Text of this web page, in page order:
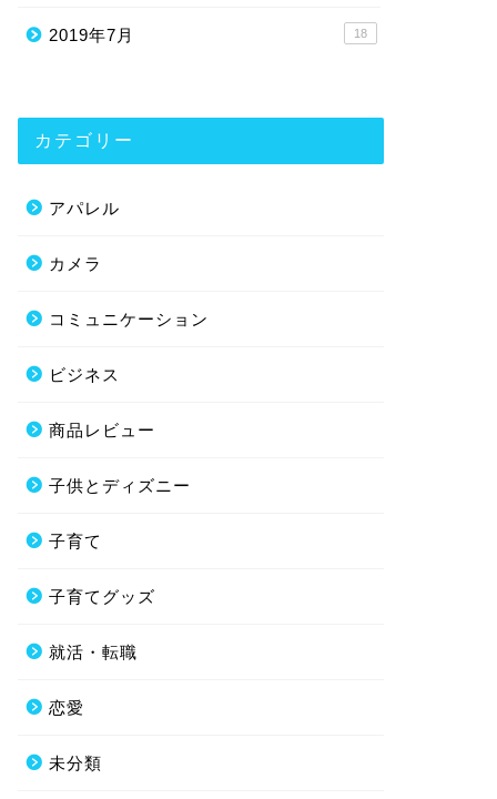
2019年7月 18
カテゴリー
アパレル
カメラ
コミュニケーション
ビジネス
商品レビュー
子供とディズニー
子育て
子育てグッズ
就活・転職
恋愛
未分類